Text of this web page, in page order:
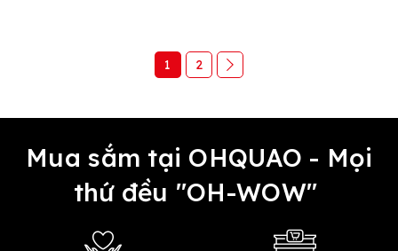
1 2
Mua sắm tại OHQUAO - Mọi
thứ đều "OH-WOW"